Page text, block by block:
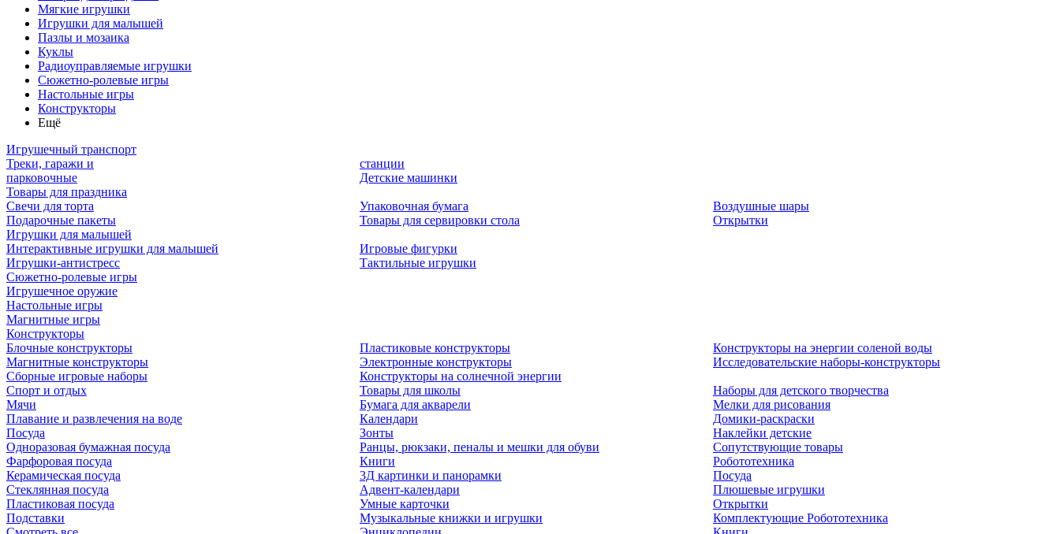
Мягкие игрушки
Игрушки для малышей
Пазлы и мозаика
Куклы
Радиоуправляемые игрушки
Сюжетно-ролевые игры
Настольные игры
Конструкторы
Ещё
Игрушечный транспорт
Треки, гаражи и
парковочные
станции
Детские машинки
Товары для праздника
Свечи для торта
Подарочные пакеты
Упаковочная бумага
Товары для сервировки стола
Воздушные шары
Открытки
Игрушки для малышей
Интерактивные игрушки для малышей
Игрушки-антистресс
Игровые фигурки
Тактильные игрушки
Сюжетно-ролевые игры
Игрушечное оружие
Настольные игры
Магнитные игры
Конструкторы
Блочные конструкторы
Магнитные конструкторы
Сборные игровые наборы
Пластиковые конструкторы
Электронные конструкторы
Конструкторы на солнечной энергии
Конструкторы на энергии соленой воды
Исследовательские наборы-конструкторы
Спорт и отдых
Мячи
Плавание и развлечения на воде
Посуда
Одноразовая бумажная посуда
Фарфоровая посуда
Керамическая посуда
Стеклянная посуда
Пластиковая посуда
Подставки
Товары для школы
Бумага для акварели
Календари
Зонты
Ранцы, рюкзаки, пеналы и мешки для обуви
Книги
3Д картинки и панорамки
Адвент-календари
Умные карточки
Музыкальные книжки и игрушки
Наборы для детского творчества
Мелки для рисования
Домики-раскраски
Наклейки детские
Сопутствующие товары
Робототехника
Посуда
Плюшевые игрушки
Открытки
Комплектующие Робототехника